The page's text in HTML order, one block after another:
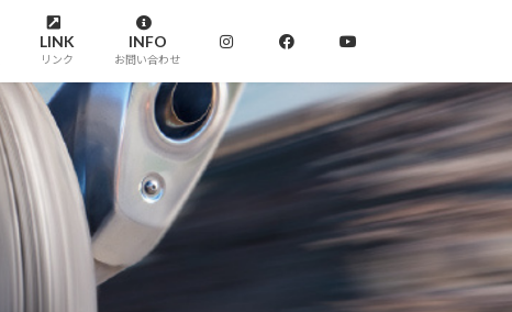
LINK
リンク
INFO
お問い合わせ